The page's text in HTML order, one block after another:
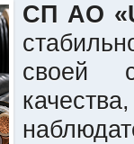
СП АО
своей